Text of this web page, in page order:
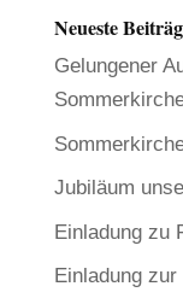
Neueste
Gelungener
Jubiläum
Einladung zu
Einladung